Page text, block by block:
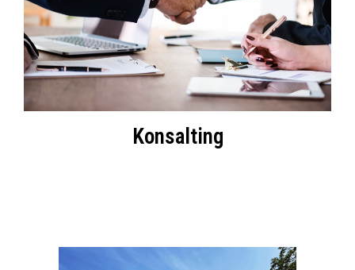
Konsalting